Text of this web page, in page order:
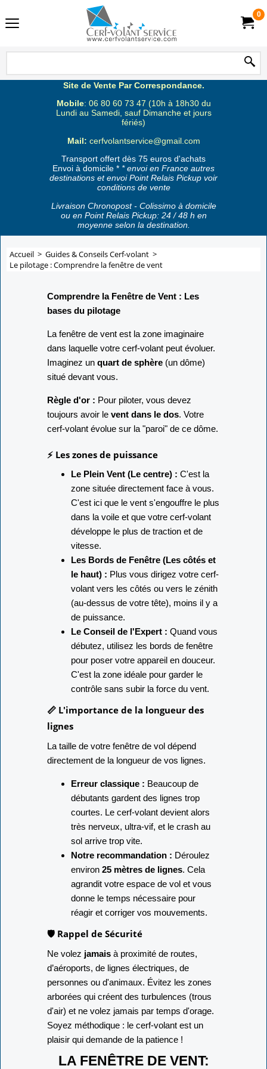
0
Site de Vente Par Correspondance.
Mobile: 06 80 60 73 47 (10h à 18h30 du
Lundi au Samedi, sauf Dimanche et jours
fériés)
Mail: cerfvolantservice@gmail.com
Transport offert dès 75 euros d'achats
Envoi à domicile * * envoi en France autres
destinations et envoi Point Relais Pickup voir
conditions de vente
Livraison Chronopost - Colissimo à domicile
ou en Point Relais Pickup: 24 / 48 h en
moyenne selon la destination.
Accueil > Guides & Conseils Cerf-volant >
Le pilotage : Comprendre la fenêtre de vent
Comprendre la Fenêtre de Vent : Les
bases du pilotage
La fenêtre de vent est la zone imaginaire
dans laquelle votre cerf-volant peut évoluer.
Imaginez un quart de sphère (un dôme)
situé devant vous.
Règle d'or : Pour piloter, vous devez
toujours avoir le vent dans le dos. Votre
cerf-volant évolue sur la "paroi" de ce dôme.
⚡ Les zones de puissance
Le Plein Vent (Le centre) : C'est la
zone située directement face à vous.
C'est ici que le vent s'engouffre le plus
dans la voile et que votre cerf-volant
développe le plus de traction et de
vitesse.
Les Bords de Fenêtre (Les côtés et
le haut) : Plus vous dirigez votre cerf-
volant vers les côtés ou vers le zénith
(au-dessus de votre tête), moins il y a
de puissance.
Le Conseil de l'Expert : Quand vous
débutez, utilisez les bords de fenêtre
pour poser votre appareil en douceur.
C'est la zone idéale pour garder le
contrôle sans subir la force du vent.
📏 L'importance de la longueur des
lignes
La taille de votre fenêtre de vol dépend
directement de la longueur de vos lignes.
Erreur classique : Beaucoup de
débutants gardent des lignes trop
courtes. Le cerf-volant devient alors
très nerveux, ultra-vif, et le crash au
sol arrive trop vite.
Notre recommandation : Déroulez
environ25 mètres de lignes. Cela
agrandit votre espace de vol et vous
donne le temps nécessaire pour
réagir et corriger vos mouvements.
🛡️ Rappel de Sécurité
Ne volez jamais à proximité de routes,
d’aéroports, de lignes électriques, de
personnes ou d'animaux. Évitez les zones
arborées qui créent des turbulences (trous
d'air) et ne volez jamais par temps d'orage.
Soyez méthodique : le cerf-volant est un
plaisir qui demande de la patience !
LA FENÊTRE DE VENT: